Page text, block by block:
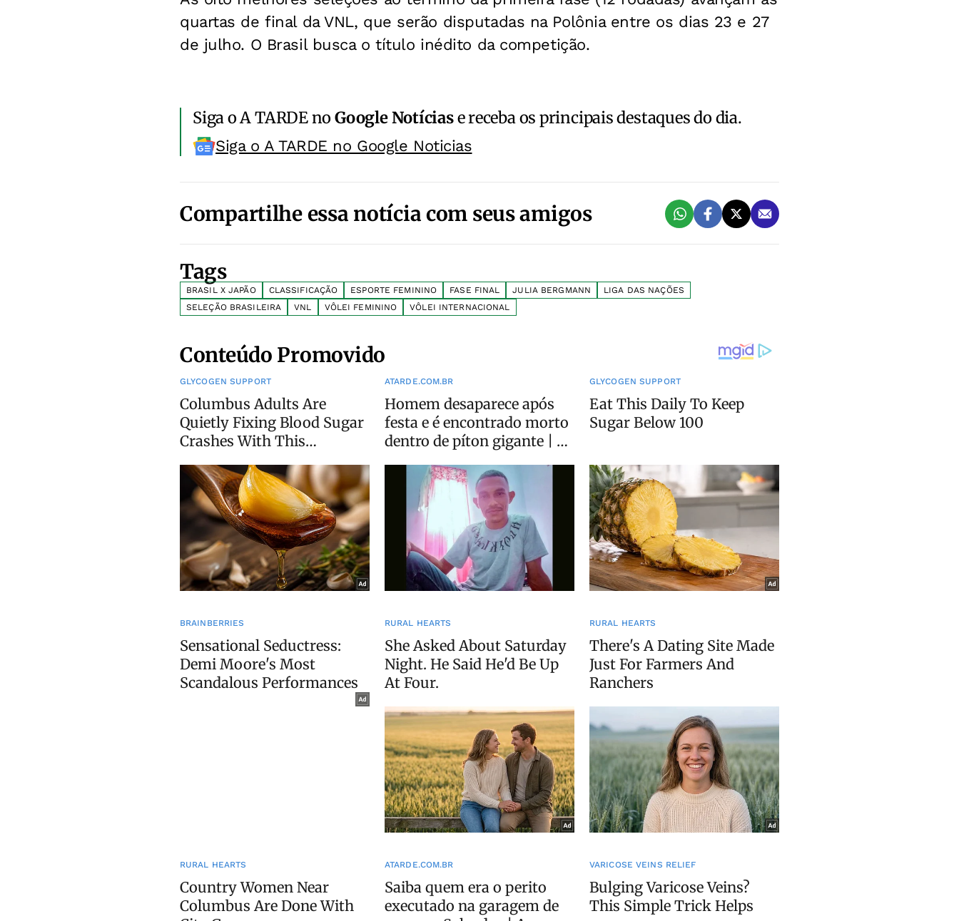
quartas de final da VNL, que serão disputadas na Polônia entre os dias 23 e 27
de julho. O Brasil busca o título inédito da competição.
Siga o A TARDE noGoogle Notíciase receba os principais destaques do dia.
Siga o A TARDE no Google Noticias
Compartilhe essa notícia com seus amigos
Tags
BRASIL X JAPÃO CLASSIFICAÇÃO ESPORTE FEMININO FASE FINAL JULIA BERGMANN
LIGA DAS NAÇÕES
SELEÇÃO BRASILEIRA
VNL VÔLEI FEMININO VÔLEI INTERNACIONAL